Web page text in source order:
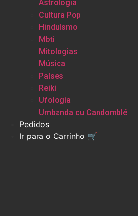
Astrologia
Cultura Pop
Hinduísmo
Mbti
Mitologias
Música
Países
Reiki
Ufologia
Umbanda ou Candomblé
Pedidos
Ir para o Carrinho 🛒